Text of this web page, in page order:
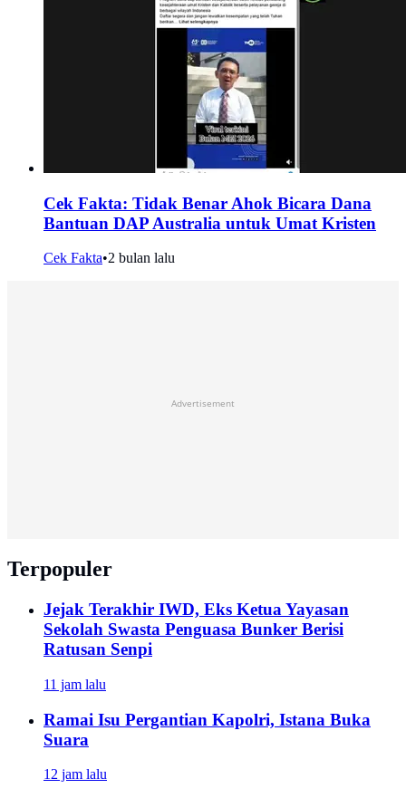
Cek Fakta: Tidak Benar Ahok Bicara Dana
Bantuan DAP Australia untuk Umat Kristen
Cek Fakta•2 bulan lalu
Advertisement
Terpopuler
Jejak Terakhir IWD, Eks Ketua Yayasan
Sekolah Swasta Penguasa Bunker Berisi
Ratusan Senpi
11 jam lalu
Ramai Isu Pergantian Kapolri, Istana Buka
Suara
12 jam lalu